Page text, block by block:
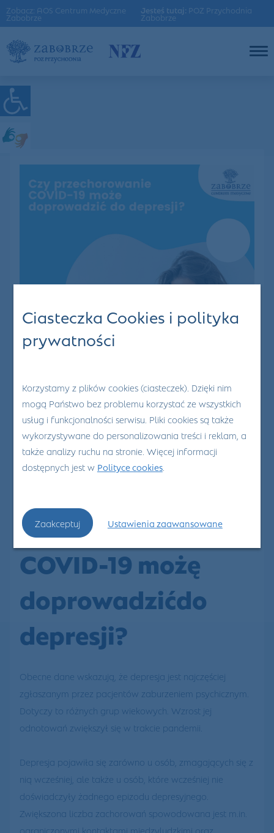
Zobacz: AOS Centrum Medyczne
Zabobrze
Jesteś tutaj: POZ Przychodnia
Zabobrze
25Lut 2022
0
przechorowanie
COVID-19 możę
doprowadzićdo
depresji?
Obecne dane wskazują, że depresja jest najczęściej
zgłaszanym przez pacjentów zaburzeniem psychicznym.
Dotyczy to różnych grup wiekowych. Wzrost jej
odnotowań zwiększył się w trakcie pandemii.
Depresja pojawiła się zarówno u osób, zmagających się z
nią wcześniej, ale także u osób, które wcześniej nie
doświadczyły żadnego epizodu depresyjnego.
Zwiększona liczba zachorowań spowodowana jest m.in.
ograniczonymi kontaktami międzyludzkimi oraz
Ciasteczka Cookies i polityka
prywatności
Korzystamy z plików cookies (ciasteczek). Dzięki nim
mogą Państwo bez problemu korzystać ze wszystkich
usług i funkcjonalności serwisu. Pliki cookies są także
wykorzystywane do personalizowania treści i reklam, a
także analizy ruchu na stronie. Więcej informacji
dostępnych jest w Polityce cookies.
Zaakceptuj Ustawienia zaawansowane